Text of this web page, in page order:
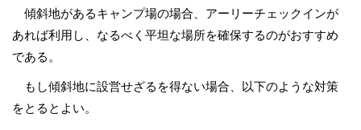
傾斜地があるキャンプ場の場合、アーリーチェックインが
あれば利用し、なるべく平坦な場所を確保するのがおすすめ
である。
もし傾斜地に設営せざるを得ない場合、以下のような対策
をとるとよい。